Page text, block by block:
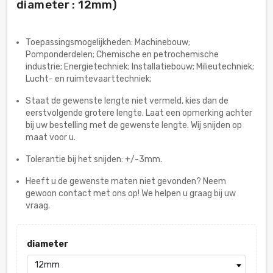
diameter : 12mm)
Toepassingsmogelijkheden: Machinebouw;
Pomponderdelen; Chemische en petrochemische
industrie; Energietechniek; Installatiebouw; Milieutechniek;
Lucht- en ruimtevaarttechniek;
Staat de gewenste lengte niet vermeld, kies dan de
eerstvolgende grotere lengte. Laat een opmerking achter
bij uw bestelling met de gewenste lengte. Wij snijden op
maat voor u.
Tolerantie bij het snijden: +/-3mm.
Heeft u de gewenste maten niet gevonden? Neem
gewoon contact met ons op! We helpen u graag bij uw
vraag.
diameter